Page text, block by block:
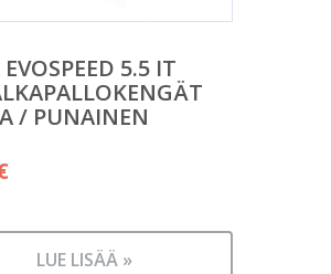
5.5 IT
/ PUNAINEN
LUE LISÄÄ »